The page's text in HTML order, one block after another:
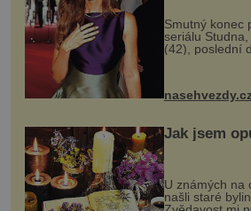
Smutný konec
seriálu
(42), poslední
Jak jsem
U známých na
našli staré